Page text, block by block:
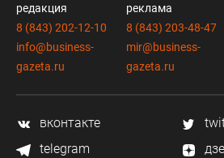
редакция
8 (843) 202-12-10
info@business-
gazeta.ru
реклама
8 (843) 203-48-47
mir@business-
gazeta.ru
вконтакте
telegram